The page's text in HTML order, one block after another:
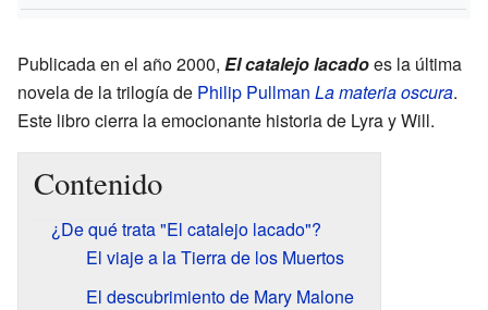
Publicada en el año 2000, El catalejo lacadoes la última
novela de la trilogía de Philip Pullman La materia oscura.
Este libro cierra la emocionante historia de Lyra y Will.
Contenido
¿De qué trata "El catalejo lacado"?
El viaje a la Tierra de los Muertos
El descubrimiento de Mary Malone